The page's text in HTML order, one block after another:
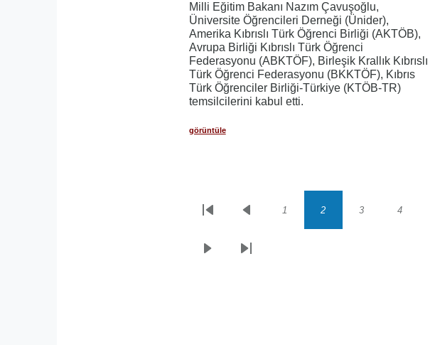
Milli Eğitim Bakanı Nazım Çavuşoğlu,
Üniversite Öğrencileri Derneği (Ünider),
Amerika Kıbrıslı Türk Öğrenci Birliği (AKTÖB),
Avrupa Birliği Kıbrıslı Türk Öğrenci
Federasyonu (ABKTÖF), Birleşik Krallık Kıbrıslı
Türk Öğrenci Federasyonu (BKKTÖF), Kıbrıs
Türk Öğrenciler Birliği-Türkiye (KTÖB-TR)
temsilcilerini kabul etti.
görüntüle
Sayfalama
İlk
Önceki
Sayfa
1 Sayfa
2 Sayfa
3 Sayfa
4
Sonraki
Son